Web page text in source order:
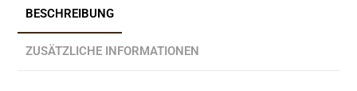
BESCHREIBUNG
ZUSÄTZLICHE INFORMATIONEN